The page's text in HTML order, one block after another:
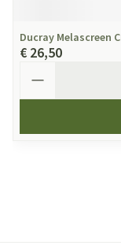
Ducray Melascreen
€ 26,50